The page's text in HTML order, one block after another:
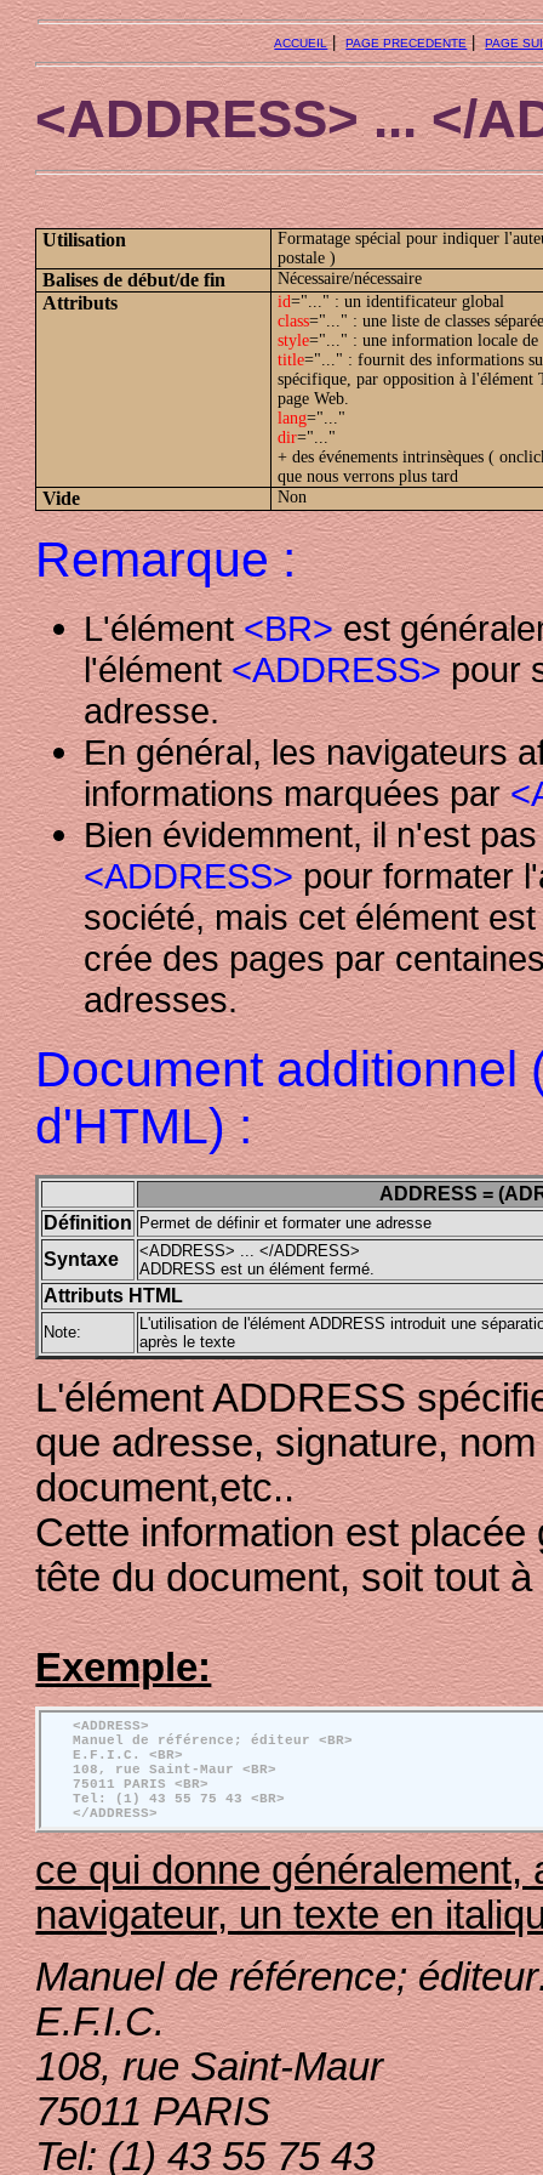
ACCUEIL|PAGE PRECEDENTE|PAGE
<ADDRESS> ... </
Utilisation
Formatage spécial pour indiquer
postale )
Balises de début/de fin Nécessaire/nécessaire
Attributs id="..." : un identificateur global
class="..." : une liste de classes
style="..." : une information locale de
title="..." : fournit des informations
spécifique, par opposition à
page Web.
lang="..."
dir="..."
+ des événements intrinsèques (
que nous verrons plus tard
Vide Non
Remarque :
L'élément<BR>est
l'élément<ADDRESS>pour
adresse.
En général, les navigateurs
informations marquées par
Bien évidemment, il n'est
<ADDRESS>pour formater
société, mais cet élément
crée des pages par
adresses.
Document additionnel
d'HTML) :
ADDRESS =
Définition Permet de définir et formater une adresse
Syntaxe
<ADDRESS> ... </ADDRESS>
ADDRESS est un élément fermé.
Attributs HTML
Note:
L'utilisation de l'élément ADDRESS introduit une
après le texte
L'élément ADDRESS
que adresse, signature,
document,etc..
Cette information est placée
tête du document, soit tout à
Exemple:
   <ADDRESS>
   Manuel de référence; éditeur <BR>
   E.F.I.C. <BR>
   108, rue Saint-Maur <BR>
   75011 PARIS <BR>
   Tel: (1) 43 55 75 43 <BR>
ce qui donne généralement,
navigateur, un texte en
Manuel de référence;
E.F.I.C.
108, rue Saint-Maur
75011 PARIS
Tel: (1) 43 55 75 43